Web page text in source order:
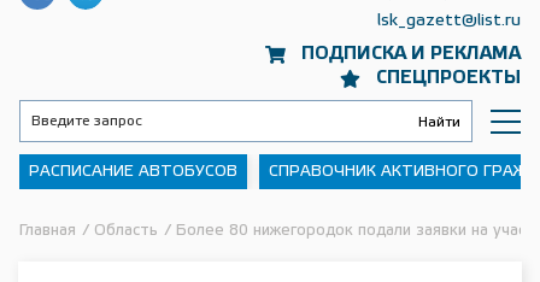
ПОДПИСКА И РЕКЛАМА
СПЕЦПРОЕКТЫ
lsk_gazett@list.ru
РАСПИСАНИЕ АВТОБУСОВ СПРАВОЧНИК АКТИВНОГО
Главная / Область / Более 80 нижегородок подали заявки на